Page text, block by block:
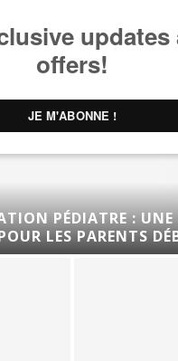
PÉDIATRE :
LES PARENTS